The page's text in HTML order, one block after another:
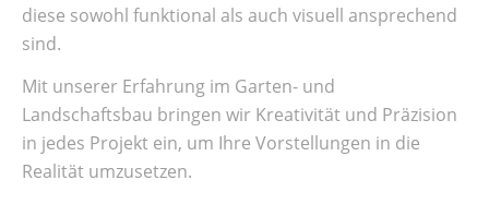
diese sowohl funktional als auch visuell ansprechend
sind.
Mit unserer Erfahrung im Garten- und
Landschaftsbau bringen wir Kreativität und Präzision
in jedes Projekt ein, um Ihre Vorstellungen in die
Realität umzusetzen.